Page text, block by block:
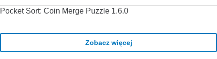
Pocket Sort: Coin Merge Puzzle 1.6.0
Zobacz więcej